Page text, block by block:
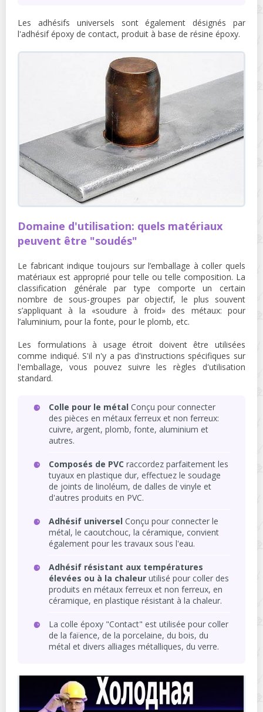
Les adhésifs universels sont également désignés par
l'adhésif époxy de contact, produit à base de résine époxy.
Domaine d'utilisation: quels matériaux
peuvent être "soudés"
Le fabricant indique toujours sur l’emballage à coller quels
matériaux est approprié pour telle ou telle composition. La
classification générale par type comporte un certain
nombre de sous-groupes par objectif, le plus souvent
s’appliquant à la «soudure à froid» des métaux: pour
l’aluminium, pour la fonte, pour le plomb, etc.
Les formulations à usage étroit doivent être utilisées
comme indiqué. S'il n'y a pas d'instructions spécifiques sur
l'emballage, vous pouvez suivre les règles d'utilisation
standard.
Colle pour le métal Conçu pour connecter
des pièces en métaux ferreux et non ferreux:
cuivre, argent, plomb, fonte, aluminium et
autres.
Composés de PVC raccordez parfaitement les
tuyaux en plastique dur, effectuez le soudage
de joints de linoléum, de dalles de vinyle et
d'autres produits en PVC.
Adhésif universel Conçu pour connecter le
métal, le caoutchouc, la céramique, convient
également pour les travaux sous l'eau.
Adhésif résistant aux températures
élevées ou à la chaleur utilisé pour coller des
produits en métaux ferreux et non ferreux, en
céramique, en plastique résistant à la chaleur.
La colle époxy "Contact" est utilisée pour coller
de la faïence, de la porcelaine, du bois, du
métal et divers alliages métalliques, du verre.